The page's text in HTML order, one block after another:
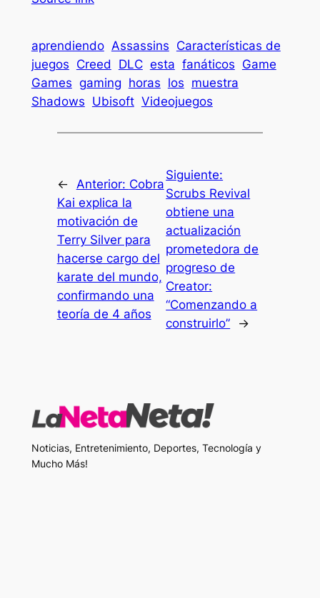
aprendiendo Assassins Características de
juegos Creed DLC esta fanáticos Game
Games gaming horas los muestra
Shadows Ubisoft Videojuegos
← Anterior: Cobra
Kai explica la
motivación de
Terry Silver para
hacerse cargo del
karate del mundo,
confirmando una
teoría de 4 años
Siguiente:
Scrubs Revival
obtiene una
actualización
prometedora de
progreso de
Creator:
“Comenzando a
construirlo”
→
Noticias, Entretenimiento, Deportes, Tecnología y
Mucho Más!